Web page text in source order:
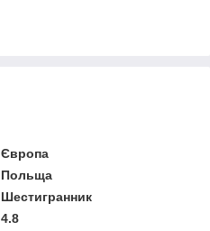
Європа
Польща
Шестигранник
4.8